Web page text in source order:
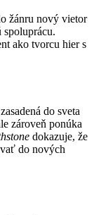
žánru nový vietor
spoluprácu.
ako tvorcu hier s
do sveta
zároveň ponúka
dokazuje, že
do nových